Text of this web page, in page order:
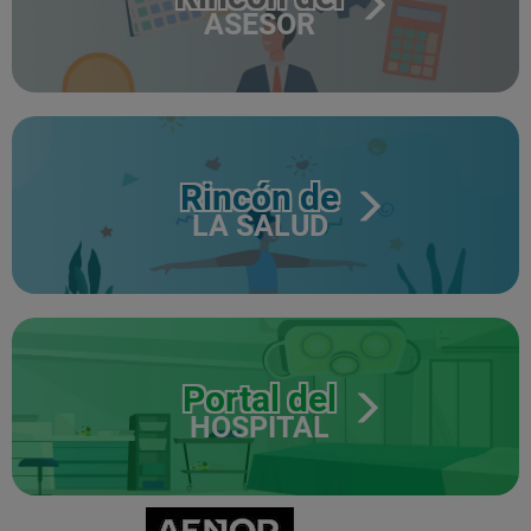
ASESOR
Rincón de
LA SALUD
Portal del
HOSPITAL